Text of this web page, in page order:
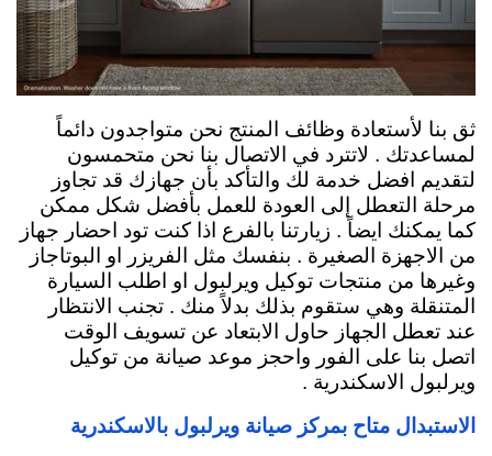
ثق بنا لأستعادة وظائف المنتج نحن متواجدون دائماً
لمساعدتك . لاتترد في الاتصال بنا نحن متحمسون
لتقديم افضل خدمة لك والتأكد بأن جهازك قد تجاوز
مرحلة التعطل إلى العودة للعمل بأفضل شكل ممكن
كما يمكنك ايضاً . زيارتنا بالفرع اذا كنت تود احضار جهاز
من الاجهزة الصغيرة . بنفسك مثل الفريزر او البوتاجاز
وغيرها من منتجات توكيل ويرلبول او اطلب السيارة
المتنقلة وهي ستقوم بذلك بدلاً منك . تجنب الانتظار
عند تعطل الجهاز حاول الابتعاد عن تسويف الوقت
اتصل بنا على الفور واحجز موعد صيانة من توكيل
ويرلبول الاسكندرية .
الاستبدال متاح بمركز صيانة ويرلبول بالاسكندرية